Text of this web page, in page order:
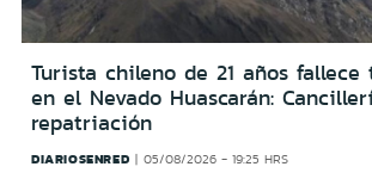
Turista chileno de 21 años fallece
en el Nevado Huascarán:
repatriación
DIARIOSENRED 05/08/2026 - 19:25 HRS